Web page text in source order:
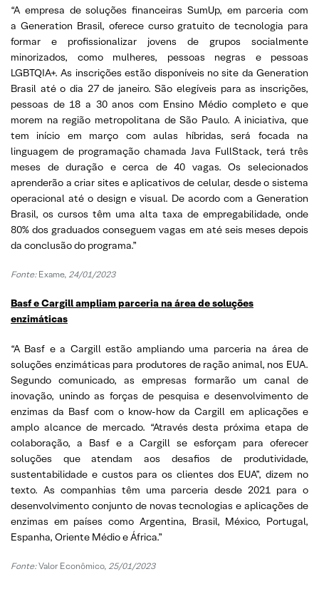
“A empresa de soluções financeiras SumUp, em parceria com
a Generation Brasil, oferece curso gratuito de tecnologia para
formar e profissionalizar jovens de grupos socialmente
minorizados, como mulheres, pessoas negras e pessoas
LGBTQIA+. As inscrições estão disponíveis no site da Generation
Brasil até o dia 27 de janeiro. São elegíveis para as inscrições,
pessoas de 18 a 30 anos com Ensino Médio completo e que
morem na região metropolitana de São Paulo. A iniciativa, que
tem início em março com aulas híbridas, será focada na
linguagem de programação chamada Java FullStack, terá três
meses de duração e cerca de 40 vagas. Os selecionados
aprenderão a criar sites e aplicativos de celular, desde o sistema
operacional até o design e visual. De acordo com a Generation
Brasil, os cursos têm uma alta taxa de empregabilidade, onde
80% dos graduados conseguem vagas em até seis meses depois
da conclusão do programa.”
Fonte: Exame, 24/01/2023
Basf e Cargill ampliam parceria na área de soluções
enzimáticas
“A Basf e a Cargill estão ampliando uma parceria na área de
soluções enzimáticas para produtores de ração animal, nos EUA.
Segundo comunicado, as empresas formarão um canal de
inovação, unindo as forças de pesquisa e desenvolvimento de
enzimas da Basf com o know-how da Cargill em aplicações e
amplo alcance de mercado. “Através desta próxima etapa de
colaboração, a Basf e a Cargill se esforçam para oferecer
soluções que atendam aos desafios de produtividade,
sustentabilidade e custos para os clientes dos EUA”, dizem no
texto. As companhias têm uma parceria desde 2021 para o
desenvolvimento conjunto de novas tecnologias e aplicações de
enzimas em países como Argentina, Brasil, México, Portugal,
Espanha, Oriente Médio e África.”
Fonte:Valor Econômico, 25/01/2023